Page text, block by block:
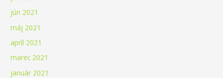
jún 2021
máj 2021
apríl 2021
marec 2021
január 2021